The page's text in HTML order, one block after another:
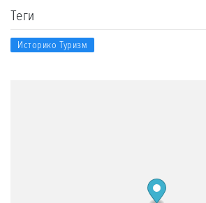
Теги
Историко Туризм